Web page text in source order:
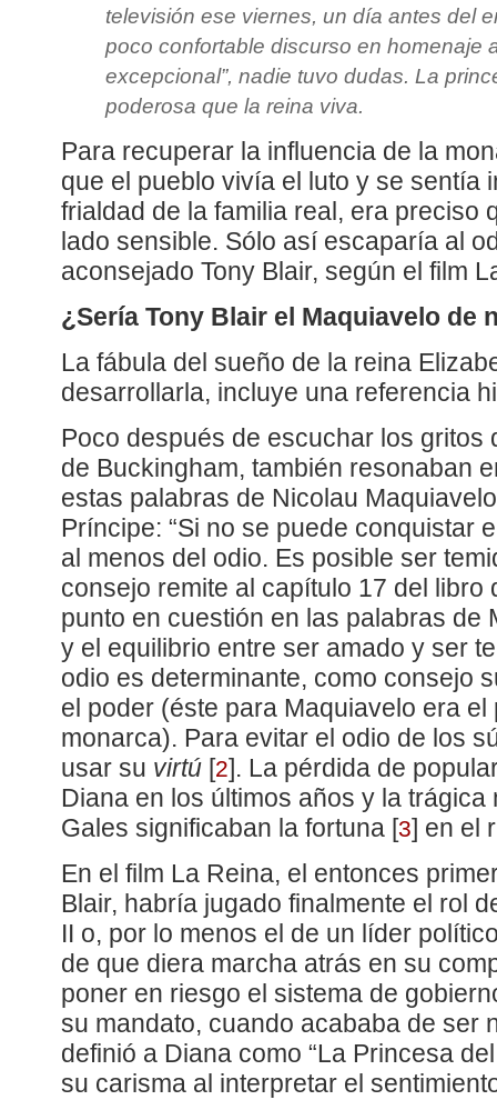
televisión ese viernes, un día antes del
poco confortable discurso en homenaje
excepcional”, nadie tuvo dudas. La
poderosa que la reina viva.
Para recuperar la influencia de la
que el pueblo vivía el luto y se sentía
frialdad de la familia real, era preciso
lado sensible. Sólo así escaparía al
aconsejado Tony Blair, según el film
¿Sería Tony Blair el Maquiavelo de
La fábula del sueño de la reina
desarrollarla, incluye una referencia
Poco después de escuchar los gritos
de Buckingham, también resonaban
estas palabras de Nicolau
Príncipe: “Si no se puede conquistar
al menos del odio. Es posible ser
consejo remite al capítulo 17 del libro
punto en cuestión en las palabras de
y el equilibrio entre ser amado y ser
odio es determinante, como consejo
el poder (éste para Maquiavelo era
monarca). Para evitar el odio de los
usar su virtú [2] . La pérdida de
Diana en los últimos años y la
Gales significaban la fortuna [3] en el
En el film La Reina, el entonces
Blair, habría jugado finalmente el rol
II o, por lo menos el de un líder
de que diera marcha atrás en su
poner en riesgo el sistema de
su mandato, cuando acababa de ser
definió a Diana como “La Princesa
su carisma al interpretar el